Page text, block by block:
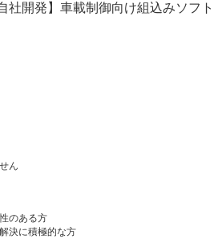
開発】車載制御向け組込みソフ
ん
のある方
決に積極的な方